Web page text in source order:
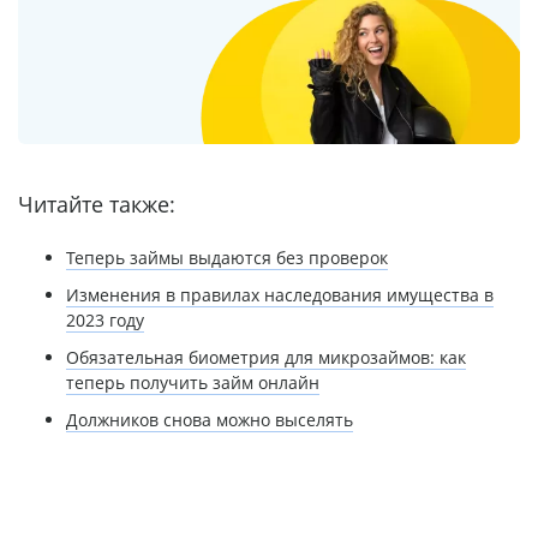
Читайте также:
Теперь займы выдаются без проверок
Изменения в правилах наследования имущества в
2023 году
Обязательная биометрия для микрозаймов: как
теперь получить займ онлайн
Должников снова можно выселять